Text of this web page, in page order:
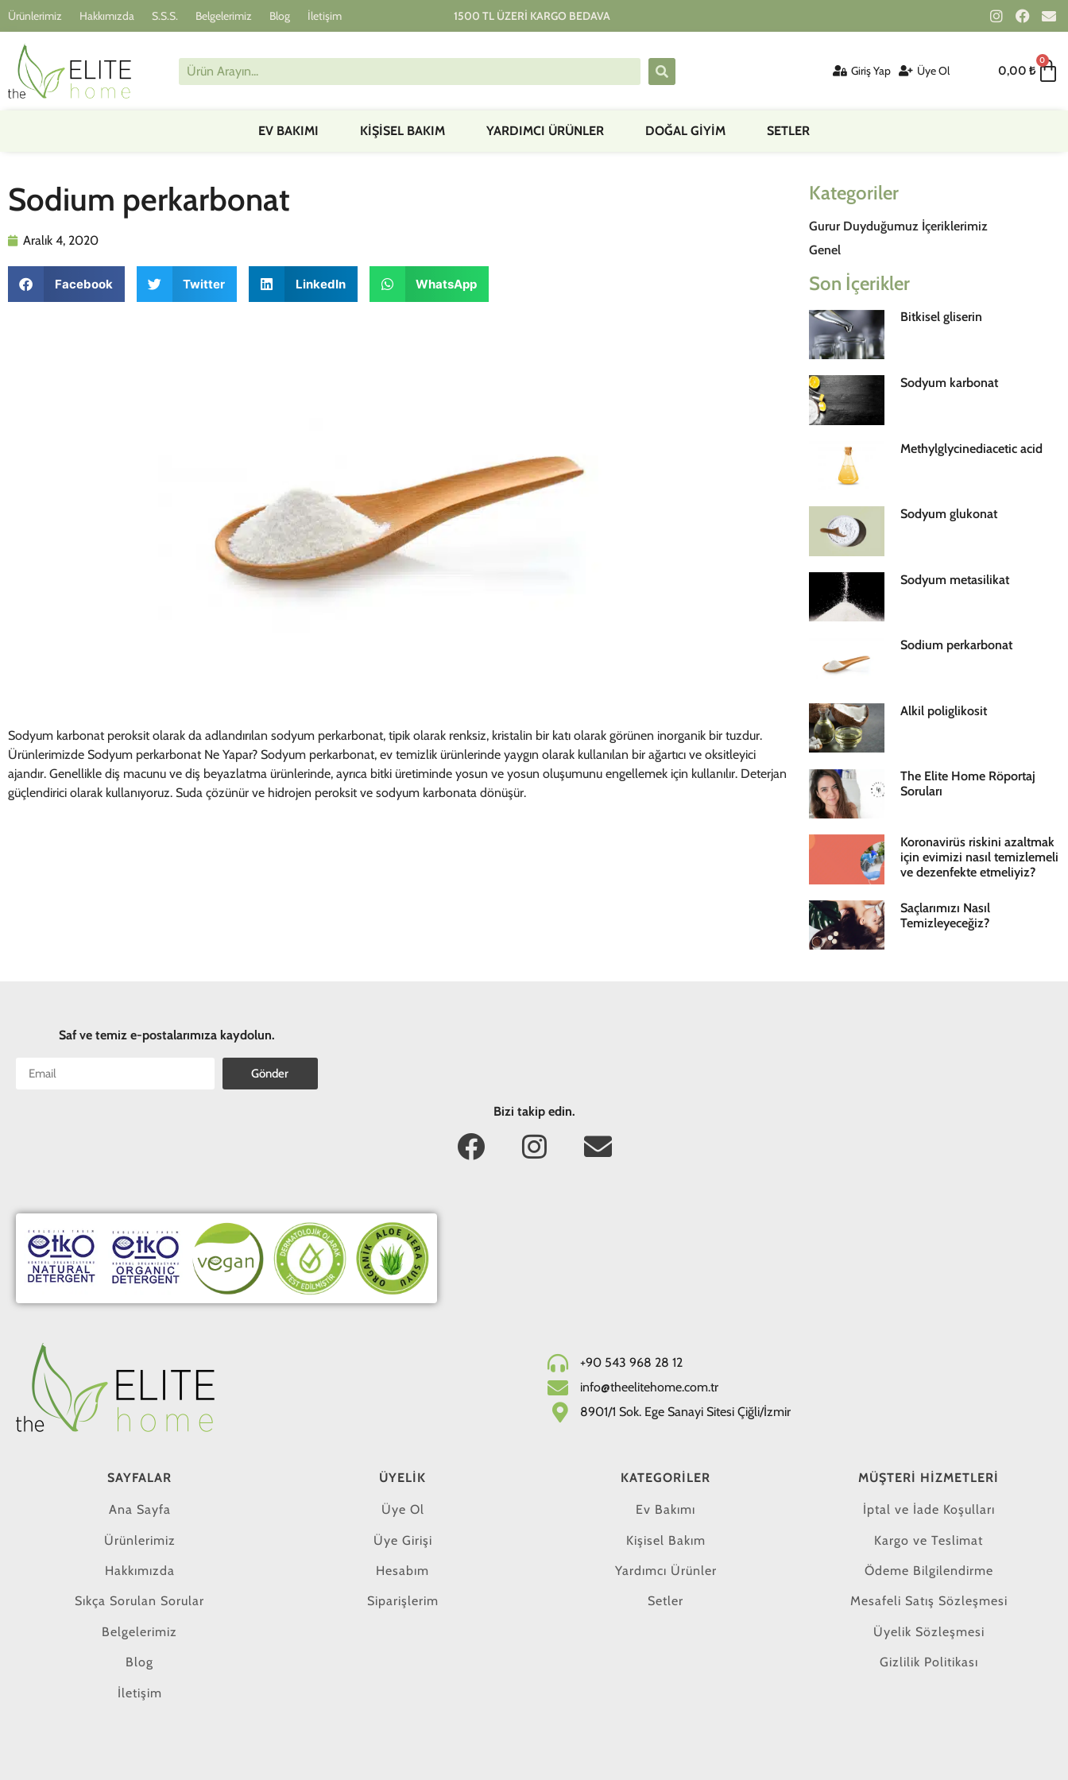
Ürünlerimiz Hakkımızda S.S.S. Belgelerimiz Blog İletişim 1500 TL ÜZERI KARGO BEDAVA
Giriş Yap Üye Ol 0,00 ₺
0
EV BAKIMI KIŞISEL BAKIM YARDIMCI ÜRÜNLER DOĞAL GİYİM SETLER
Sodium perkarbonat
Aralık 4, 2020
Facebook Twitter LinkedIn WhatsApp
Sodyum karbonat peroksit olarak da adlandırılan sodyum perkarbonat, tipik olarak renksiz, kristalin bir katı olarak görünen inorganik bir tuzdur.
Ürünlerimizde Sodyum perkarbonat Ne Yapar? Sodyum perkarbonat, ev temizlik ürünlerinde yaygın olarak kullanılan bir ağartıcı ve oksitleyici
ajandır. Genellikle diş macunu ve diş beyazlatma ürünlerinde, ayrıca bitki üretiminde yosun ve yosun oluşumunu engellemek için kullanılır. Deterjan
güçlendirici olarak kullanıyoruz. Suda çözünür ve hidrojen peroksit ve sodyum karbonata dönüşür.
Kategoriler
Gurur Duyduğumuz İçeriklerimiz
Genel
Son İçerikler
Bitkisel gliserin
Sodyum karbonat
Methylglycinediacetic acid
Sodyum glukonat
Sodyum metasilikat
Sodium perkarbonat
Alkil poliglikosit
The Elite Home Röportaj
Soruları
Koronavirüs riskini azaltmak
için evimizi nasıl temizlemeli
ve dezenfekte etmeliyiz?
Saçlarımızı Nasıl
Temizleyeceğiz?
Saf ve temiz e-postalarımıza kaydolun.
Gönder
Bizi takip edin.
+90 543 968 28 12
info@theelitehome.com.tr
8901/1 Sok. Ege Sanayi Sitesi Çiğli/İzmir
SAYFALAR
Ana Sayfa
Ürünlerimiz
Hakkımızda
Sıkça Sorulan Sorular
Belgelerimiz
Blog
İletişim
ÜYELIK
Üye Ol
Üye Girişi
Hesabım
Siparişlerim
KATEGORILER
Ev Bakımı
Kişisel Bakım
Yardımcı Ürünler
Setler
MÜŞTERI HIZMETLERI
İptal ve İade Koşulları
Kargo ve Teslimat
Ödeme Bilgilendirme
Mesafeli Satış Sözleşmesi
Üyelik Sözleşmesi
Gizlilik Politikası